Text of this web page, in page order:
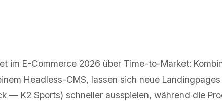
im E-Commerce 2026 über Time-to-Market:
Headless-CMS, lassen sich neue
— K2 Sports) schneller ausspielen, während die